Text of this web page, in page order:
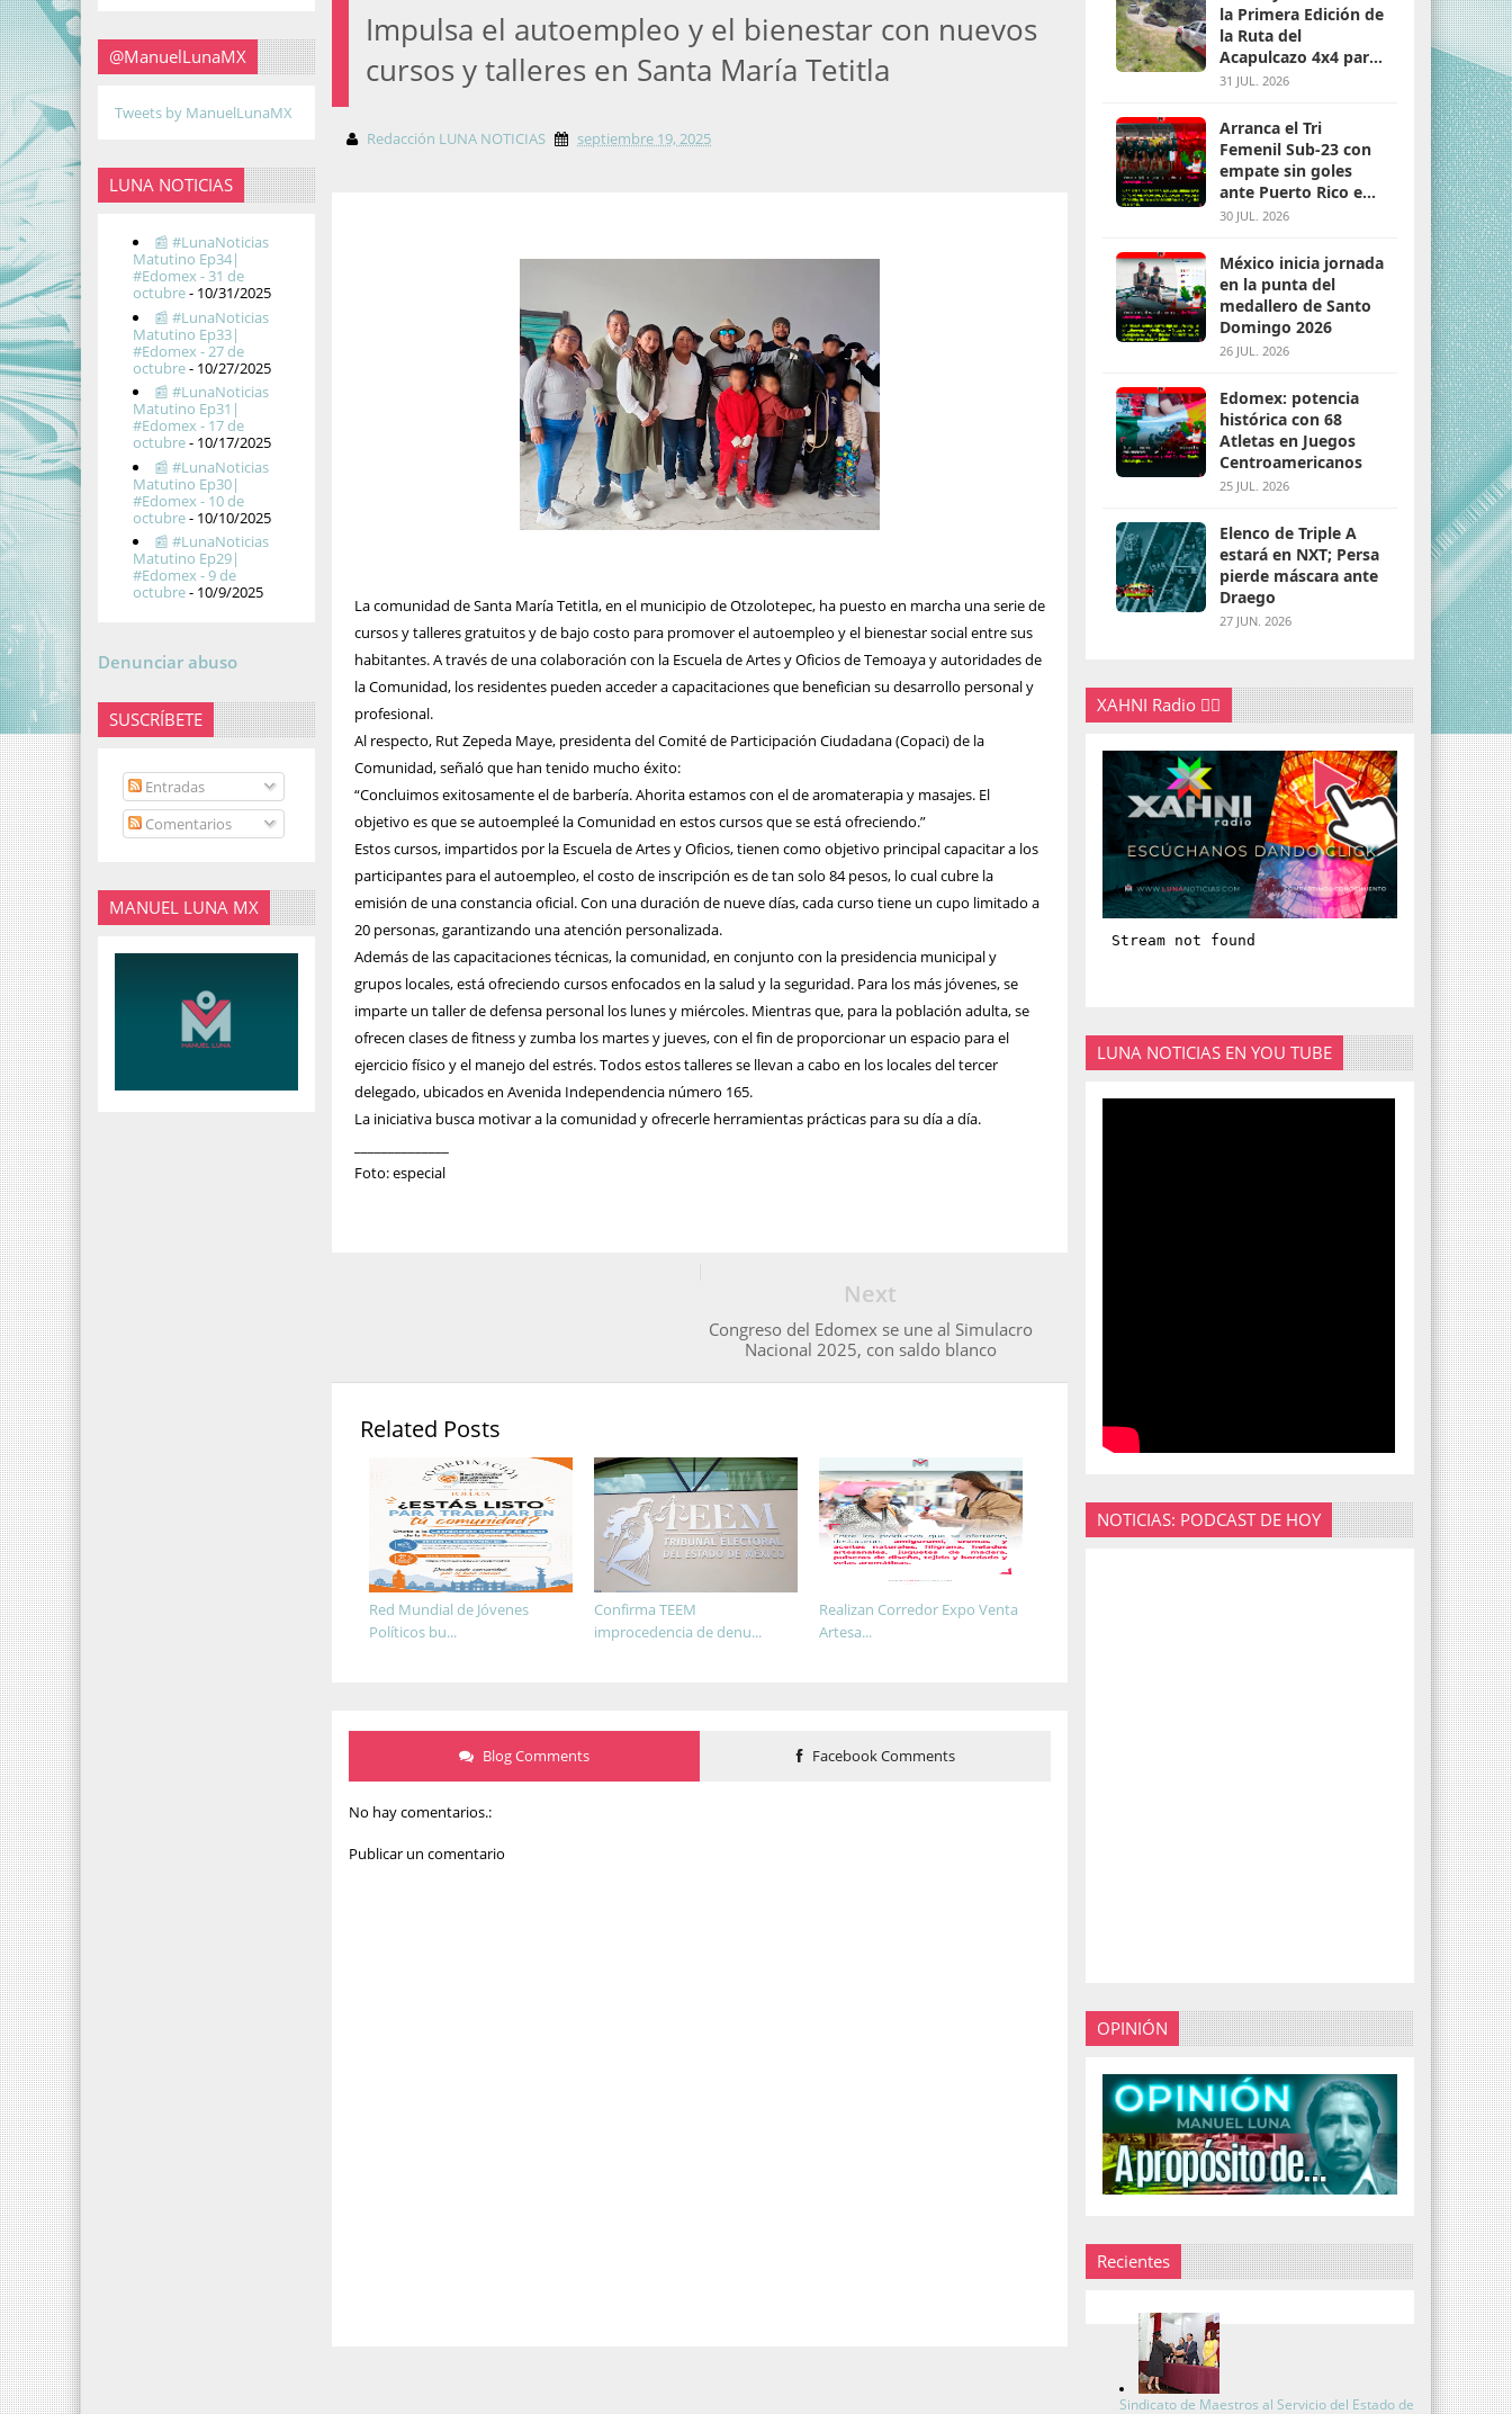
@ManuelLunaMX
Tweets by ManuelLunaMX
LUNA NOTICIAS
📰 #LunaNoticias
Matutino Ep34|
#Edomex - 31 de
octubre- 10/31/2025
📰 #LunaNoticias
Matutino Ep33|
#Edomex - 27 de
octubre- 10/27/2025
📰 #LunaNoticias
Matutino Ep31|
#Edomex - 17 de
octubre- 10/17/2025
📰 #LunaNoticias
Matutino Ep30|
#Edomex - 10 de
octubre- 10/10/2025
📰 #LunaNoticias
Matutino Ep29|
#Edomex - 9 de
octubre- 10/9/2025
Denunciar abuso
SUSCRÍBETE
Entradas
Comentarios
MANUEL LUNA MX
Impulsa el autoempleo y el bienestar con nuevos
cursos y talleres en Santa María Tetitla
Redacción LUNA NOTICIAS septiembre 19, 2025
La comunidad de Santa María Tetitla, en el municipio de Otzolotepec, ha puesto en marcha una serie de
cursos y talleres gratuitos y de bajo costo para promover el autoempleo y el bienestar social entre sus
habitantes. A través de una colaboración con la Escuela de Artes y Oficios de Temoaya y autoridades de
la Comunidad, los residentes pueden acceder a capacitaciones que benefician su desarrollo personal y
profesional.
Al respecto, Rut Zepeda Maye, presidenta del Comité de Participación Ciudadana (Copaci) de la
Comunidad, señaló que han tenido mucho éxito:
“Concluimos exitosamente el de barbería. Ahorita estamos con el de aromaterapia y masajes. El
objetivo es que se autoempleé la Comunidad en estos cursos que se está ofreciendo.”
Estos cursos, impartidos por la Escuela de Artes y Oficios, tienen como objetivo principal capacitar a los
participantes para el autoempleo, el costo de inscripción es de tan solo 84 pesos, lo cual cubre la
emisión de una constancia oficial. Con una duración de nueve días, cada curso tiene un cupo limitado a
20 personas, garantizando una atención personalizada.
Además de las capacitaciones técnicas, la comunidad, en conjunto con la presidencia municipal y
grupos locales, está ofreciendo cursos enfocados en la salud y la seguridad. Para los más jóvenes, se
imparte un taller de defensa personal los lunes y miércoles. Mientras que, para la población adulta, se
ofrecen clases de fitness y zumba los martes y jueves, con el fin de proporcionar un espacio para el
ejercicio físico y el manejo del estrés. Todos estos talleres se llevan a cabo en los locales del tercer
delegado, ubicados en Avenida Independencia número 165.
La iniciativa busca motivar a la comunidad y ofrecerle herramientas prácticas para su día a día.
Foto: especial
Next
Congreso del Edomex se une al Simulacro
Nacional 2025, con saldo blanco
Related Posts
Realizan Corredor Expo Venta
Artesa...
Confirma TEEM
improcedencia de denu...
Red Mundial de Jóvenes
Políticos bu...
Blog Comments Facebook Comments
No hay comentarios.:
Publicar un comentario
la Primera Edición de
la Ruta del
Acapulcazo 4x4 para
parejas
31 JUL. 2026
Arranca el Tri
Femenil Sub-23 con
empate sin goles
ante Puerto Rico en
Santo Domingo 2026
30 JUL. 2026
México inicia jornada
en la punta del
medallero de Santo
Domingo 2026
26 JUL. 2026
Edomex: potencia
histórica con 68
Atletas en Juegos
Centroamericanos
25 JUL. 2026
Elenco de Triple A
estará en NXT; Persa
pierde máscara ante
Draego
27 JUN. 2026
XAHNI Radio 👇🏽
LUNA NOTICIAS EN YOU TUBE
NOTICIAS: PODCAST DE HOY
OPINIÓN
Recientes
Sindicato de Maestros al Servicio del Estado de